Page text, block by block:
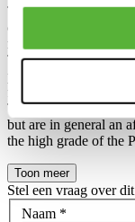
The difference
created, so we can
range.
The Pro-Line is in
price range,
finish and durability of
This does not mean
but are in general an
the high grade of the
Toon meer
Stel een vraag over
Naam *